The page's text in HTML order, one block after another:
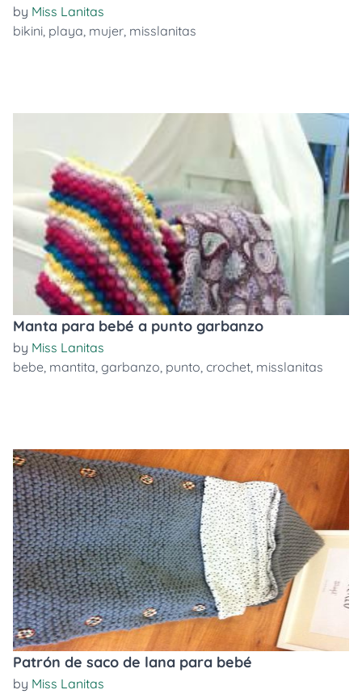
by Miss Lanitas
bikini, playa, mujer, misslanitas
Manta para bebé a punto garbanzo
by Miss Lanitas
bebe, mantita, garbanzo, punto, crochet, misslanitas
Patrón de saco de lana para bebé
by Miss Lanitas